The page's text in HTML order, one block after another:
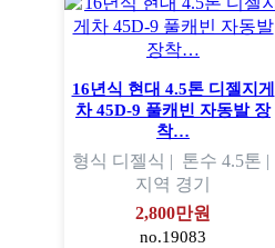
16년식 현대 4.5톤 디젤지게
차 45D-9 풀캐빈 자동발 장
착…
형식 디젤식 | 톤수 4.5톤 |
지역 경기
2,800만원
no.19083